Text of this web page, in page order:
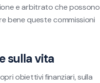
e arbitrato che possono
bene queste commissioni
sulla vita
obiettivi finanziari, sulla